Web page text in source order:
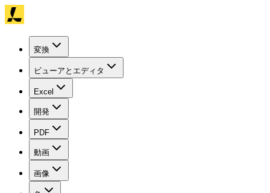
変換
ビューアとエディタ
Excel
開発
PDF
動画
画像